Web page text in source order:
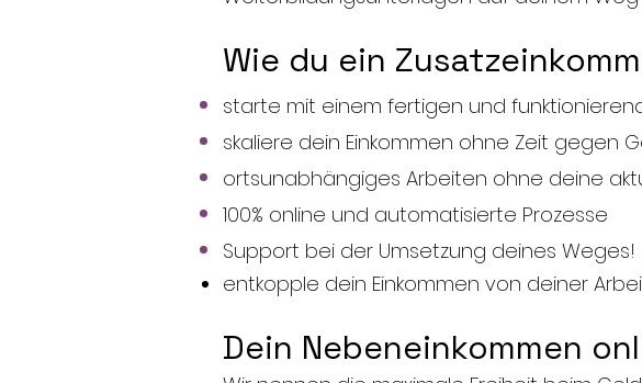
Wie du ein
starte mit einem fertigen und
skaliere dein Einkommen ohne Zeit gegen
ortsunabhängiges Arbeiten ohne deine
100% online und automatisierte Prozesse
Support bei der Umsetzung deines Weges!
entkopple dein Einkommen von deiner
Dein Nebeneinkommen